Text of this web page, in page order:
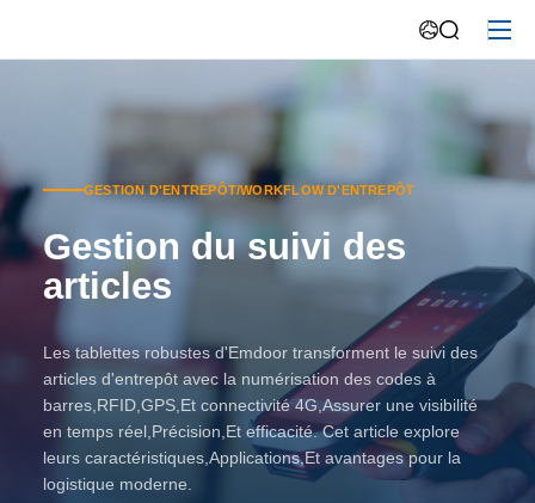
GESTION D'ENTREPÔT/WORKFLOW D'ENTREPÔT
Gestion du suivi des
articles
Les tablettes robustes d'Emdoor transforment le suivi des
articles d'entrepôt avec la numérisation des codes à
barres,RFID,GPS,Et connectivité 4G,Assurer une visibilité
en temps réel,Précision,Et efficacité. Cet article explore
leurs caractéristiques,Applications,Et avantages pour la
logistique moderne.